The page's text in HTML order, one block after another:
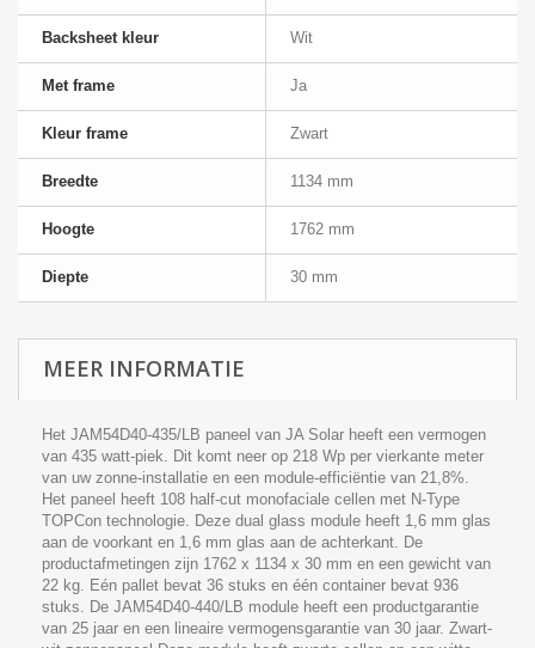
Backsheet kleur Wit
Met frame Ja
Kleur frame Zwart
Breedte 1134 mm
Hoogte 1762 mm
Diepte 30 mm
MEER INFORMATIE
Het JAM54D40-435/LB paneel van JA Solar heeft een vermogen
van 435 watt-piek. Dit komt neer op 218 Wp per vierkante meter
van uw zonne-installatie en een module-efficiëntie van 21,8%.
Het paneel heeft 108 half-cut monofaciale cellen met N-Type
TOPCon technologie. Deze dual glass module heeft 1,6 mm glas
aan de voorkant en 1,6 mm glas aan de achterkant. De
productafmetingen zijn 1762 x 1134 x 30 mm en een gewicht van
22 kg. Eén pallet bevat 36 stuks en één container bevat 936
stuks. De JAM54D40-440/LB module heeft een productgarantie
van 25 jaar en een lineaire vermogensgarantie van 30 jaar. Zwart-